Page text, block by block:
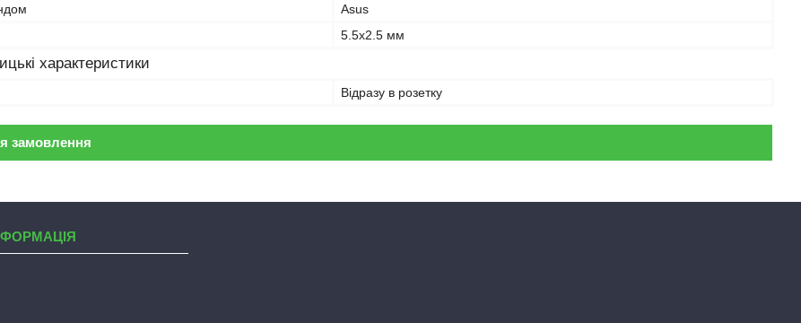
Asus
5.5x2.5 мм
характеристики
Відразу в розетку
замовлення